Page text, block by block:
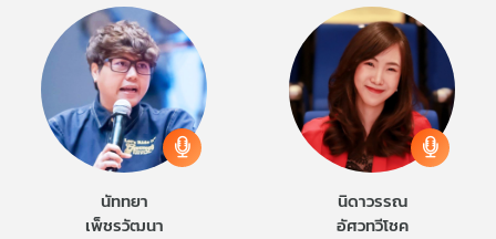
นัททยา
เพ็ชรวัฒนา
นิดาวรรณ
อัศวทวีโชค